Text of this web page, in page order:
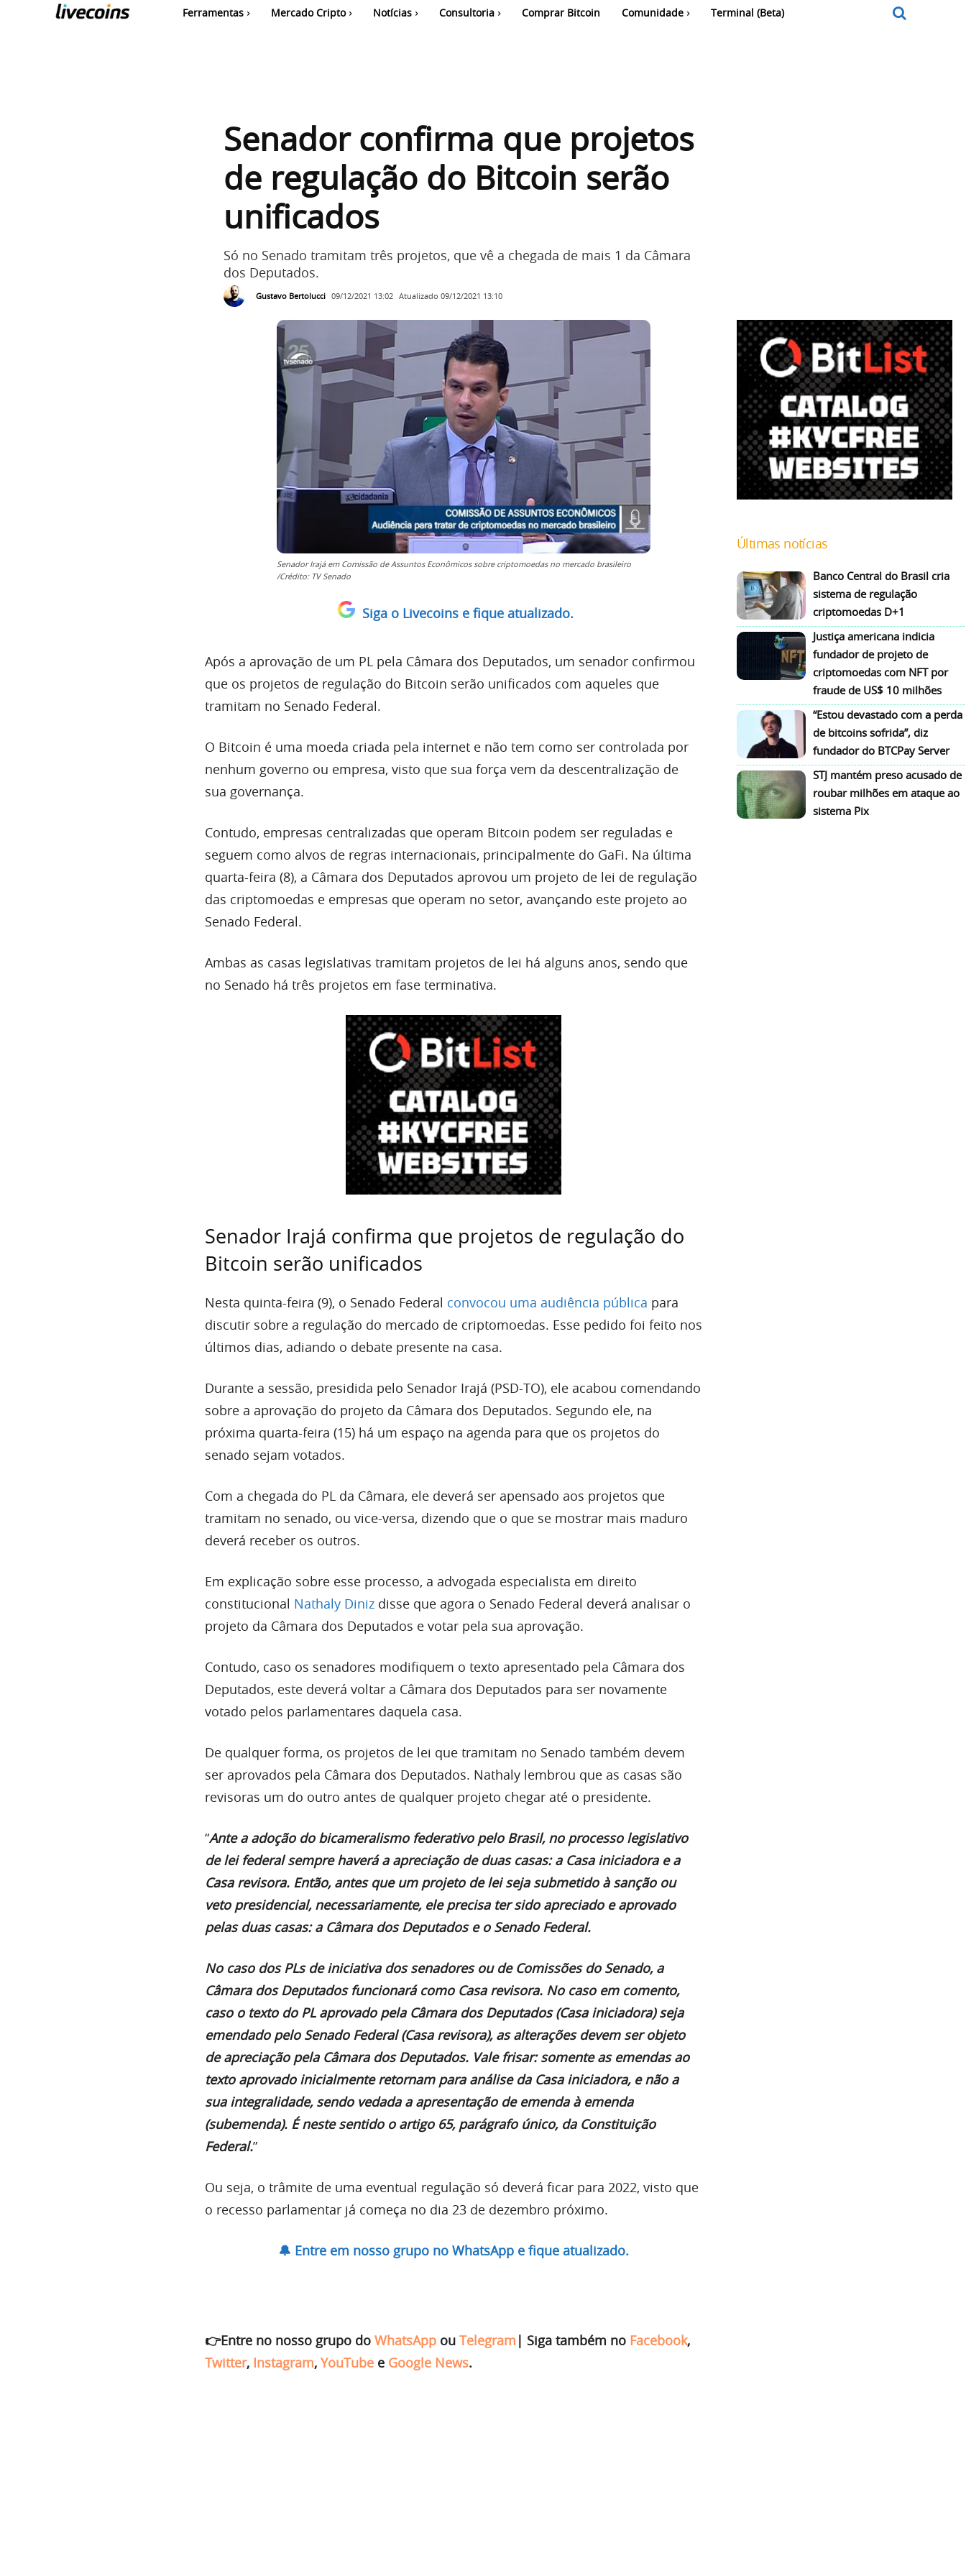
Ferramentas Mercado Cripto Notícias Consultoria Comprar Bitcoin Comunidade Terminal (Beta)
Senador confirma que projetos
de regulação do Bitcoin serão
unificados
Só no Senado tramitam três projetos, que vê a chegada de mais 1 da Câmara
dos Deputados.
Gustavo Bertolucci 09/12/2021 13:02 Atualizado 09/12/2021 13:10
Senador Irajá em Comissão de Assuntos Econômicos sobre criptomoedas no mercado brasileiro
/Crédito: TV Senado
Siga o Livecoins e fique atualizado.
Após a aprovação de um PL pela Câmara dos Deputados, um senador confirmou
que os projetos de regulação do Bitcoin serão unificados com aqueles que
tramitam no Senado Federal.
O Bitcoin é uma moeda criada pela internet e não tem como ser controlada por
nenhum governo ou empresa, visto que sua força vem da descentralização de
sua governança.
Contudo, empresas centralizadas que operam Bitcoin podem ser reguladas e
seguem como alvos de regras internacionais, principalmente do GaFi. Na última
quarta-feira (8), a Câmara dos Deputados aprovou um projeto de lei de regulação
das criptomoedas e empresas que operam no setor, avançando este projeto ao
Senado Federal.
Ambas as casas legislativas tramitam projetos de lei há alguns anos, sendo que
no Senado há três projetos em fase terminativa.
Senador Irajá confirma que projetos de regulação do
Bitcoin serão unificados
Nesta quinta-feira (9), o Senado Federal convocou uma audiência pública para
discutir sobre a regulação do mercado de criptomoedas. Esse pedido foi feito nos
últimos dias, adiando o debate presente na casa.
Durante a sessão, presidida pelo Senador Irajá (PSD-TO), ele acabou comendando
sobre a aprovação do projeto da Câmara dos Deputados. Segundo ele, na
próxima quarta-feira (15) há um espaço na agenda para que os projetos do
senado sejam votados.
Com a chegada do PL da Câmara, ele deverá ser apensado aos projetos que
tramitam no senado, ou vice-versa, dizendo que o que se mostrar mais maduro
deverá receber os outros.
Em explicação sobre esse processo, a advogada especialista em direito
constitucional Nathaly Diniz disse que agora o Senado Federal deverá analisar o
projeto da Câmara dos Deputados e votar pela sua aprovação.
Contudo, caso os senadores modifiquem o texto apresentado pela Câmara dos
Deputados, este deverá voltar a Câmara dos Deputados para ser novamente
votado pelos parlamentares daquela casa.
De qualquer forma, os projetos de lei que tramitam no Senado também devem
ser aprovados pela Câmara dos Deputados. Nathaly lembrou que as casas são
revisoras um do outro antes de qualquer projeto chegar até o presidente.
“Ante a adoção do bicameralismo federativo pelo Brasil, no processo legislativo
de lei federal sempre haverá a apreciação de duas casas: a Casa iniciadora e a
Casa revisora. Então, antes que um projeto de lei seja submetido à sanção ou
veto presidencial, necessariamente, ele precisa ter sido apreciado e aprovado
pelas duas casas: a Câmara dos Deputados e o Senado Federal.
No caso dos PLs de iniciativa dos senadores ou de Comissões do Senado, a
Câmara dos Deputados funcionará como Casa revisora. No caso em comento,
caso o texto do PL aprovado pela Câmara dos Deputados (Casa iniciadora) seja
emendado pelo Senado Federal (Casa revisora), as alterações devem ser objeto
de apreciação pela Câmara dos Deputados. Vale frisar: somente as emendas ao
texto aprovado inicialmente retornam para análise da Casa iniciadora, e não a
sua integralidade, sendo vedada a apresentação de emenda à emenda
(subemenda). É neste sentido o artigo 65, parágrafo único, da Constituição
Federal.”
Ou seja, o trâmite de uma eventual regulação só deverá ficar para 2022, visto que
o recesso parlamentar já começa no dia 23 de dezembro próximo.
🔔 Entre em nosso grupo no WhatsApp e fique atualizado.
👉Entre no nosso grupo do WhatsApp ou Telegram | Siga também no Facebook,
Twitter, Instagram, YouTube e Google News.
Últimas notícias
Banco Central do Brasil cria
sistema de regulação
criptomoedas D+1
Justiça americana indicia
fundador de projeto de
criptomoedas com NFT por
fraude de US$ 10 milhões
“Estou devastado com a perda
de bitcoins sofrida”, diz
fundador do BTCPay Server
STJ mantém preso acusado de
roubar milhões em ataque ao
sistema Pix